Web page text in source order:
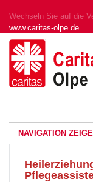
Wechseln Sie auf die
www.caritas-olpe.de
NAVIGATION